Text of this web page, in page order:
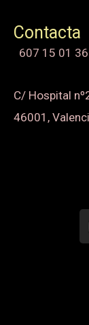
Contacta
607 15 01 36
C/ Hospital
46001,